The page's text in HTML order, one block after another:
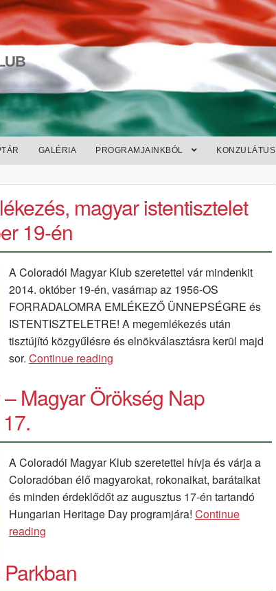
GALÉRIA PROGRAMJAINKBÓL KONZULÁTUS
magyar istentisztelet
19-én
A Coloradói Magyar Klub szeretettel vár mindenkit
2014. október 19-én, vasárnap az 1956-OS
FORRADALOMRA EMLÉKEZŐ ÜNNEPSÉGRE és
ISTENTISZTELETRE! A megemlékezés után
tisztújító közgyűlésre és elnökválasztásra kerül majd
sor. Continue readingOktóberi
megemlékezés,
magyar
és
éves
közgyűlés
október
19-
Magyar Örökség Nap
A Coloradói Magyar Klub szeretettel hívja és várja a
Coloradóban élő magyarokat, rokonaikat, barátaikat
és minden érdeklődőt az augusztus 17-én tartandó
Hungarian Heritage Day programjára! Continue
readingHungarian
Day
–